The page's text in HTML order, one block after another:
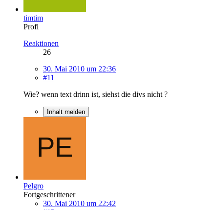
timtim
Profi
Reaktionen
26
30. Mai 2010 um 22:36
#11
Wie? wenn text drinn ist, siehst die divs nicht ?
Inhalt melden
Pelgro
Fortgeschrittener
30. Mai 2010 um 22:42